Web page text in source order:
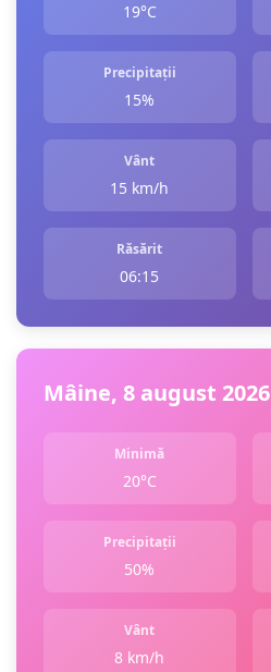
19°C
Precipitații
15%
Vânt
15 km/h
Răsărit
06:15
Mâine, 8 august 2026
Minimă
20°C
Precipitații
50%
Vânt
8 km/h